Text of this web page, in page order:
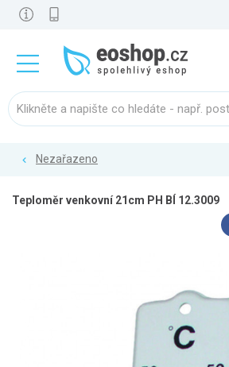
Nezařazeno
Teploměr venkovní 21cm PH BÍ 12.3009